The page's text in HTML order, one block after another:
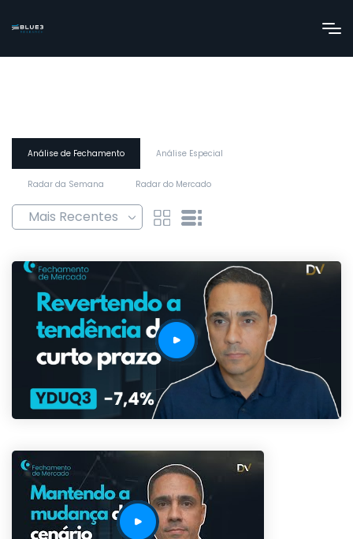
Análise de Fechamento Análise Especial
Radar da Semana Radar do Mercado